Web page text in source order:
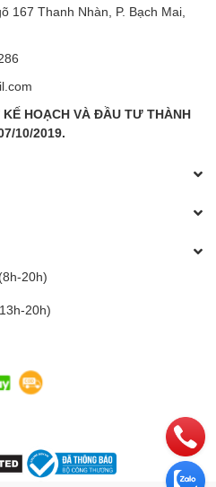
167 Thanh Nhàn, P. Bạch Mai,
HOẠCH VÀ ĐẦU TƯ THÀNH
10/2019.
(8h-20h)
20h)